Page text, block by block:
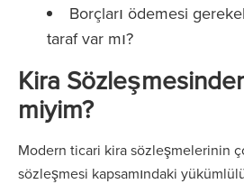
Borçları ödemesi
taraf var mı?
Kira
miyim?
Modern ticari kira sözleşmelerinin
sözleşmesi kapsamındaki